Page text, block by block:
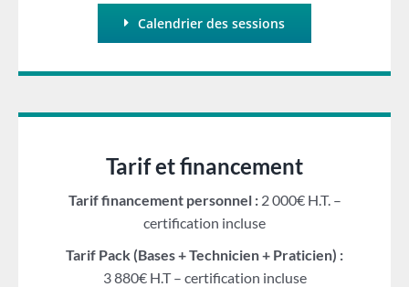
Calendrier des sessions
Tarif et financement
Tarif financement personnel : 2 000€ H.T. –
certification incluse
Tarif Pack (Bases + Technicien + Praticien) :
3 880€ H.T – certification incluse